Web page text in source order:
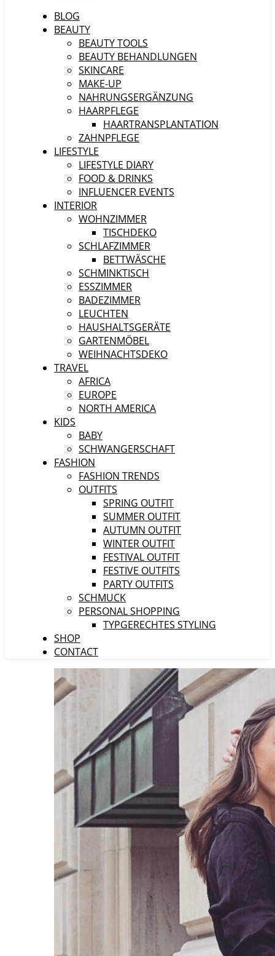
BLOG
BEAUTY
BEAUTY TOOLS
BEAUTY BEHANDLUNGEN
SKINCARE
MAKE-UP
NAHRUNGSERGÄNZUNG
HAARPFLEGE
HAARTRANSPLANTATION
ZAHNPFLEGE
LIFESTYLE
LIFESTYLE DIARY
FOOD & DRINKS
INFLUENCER EVENTS
INTERIOR
WOHNZIMMER
TISCHDEKO
SCHLAFZIMMER
BETTWÄSCHE
SCHMINKTISCH
ESSZIMMER
BADEZIMMER
LEUCHTEN
HAUSHALTSGERÄTE
GARTENMÖBEL
WEIHNACHTSDEKO
TRAVEL
AFRICA
EUROPE
NORTH AMERICA
KIDS
BABY
SCHWANGERSCHAFT
FASHION
FASHION TRENDS
OUTFITS
SPRING OUTFIT
SUMMER OUTFIT
AUTUMN OUTFIT
WINTER OUTFIT
FESTIVAL OUTFIT
FESTIVE OUTFITS
PARTY OUTFITS
SCHMUCK
PERSONAL SHOPPING
TYPGERECHTES STYLING
SHOP
CONTACT